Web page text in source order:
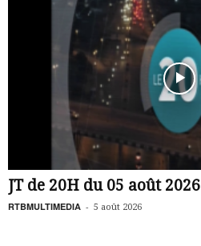
JT de 20H du 05 août 2026
RTBMULTIMEDIA - 5 août 2026